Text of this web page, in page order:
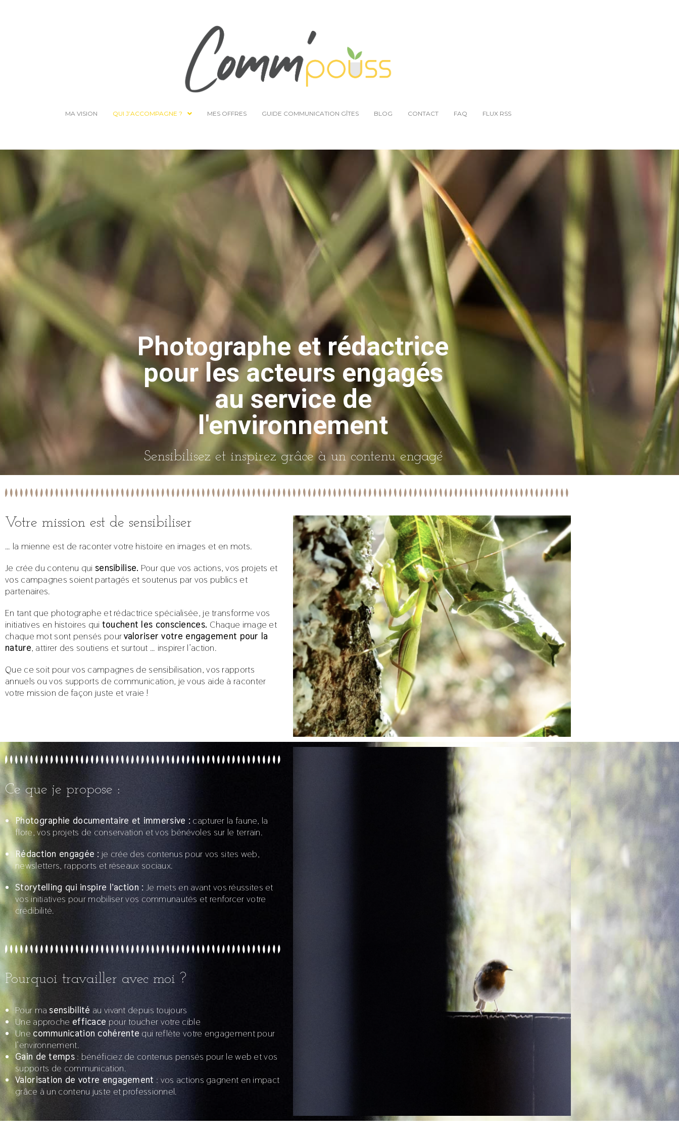
MA VISION QUI J’ACCOMPAGNE ? MES OFFRES GUIDE COMMUNICATION GÎTES BLOG CONTACT FAQ FLUX RSS
Photographe et rédactrice
pour les acteurs engagés
au service de
l'environnement
Sensibilisez et inspirez grâce à un contenu engagé
Votre mission est de sensibiliser
… la mienne est de raconter votre histoire en images et en mots.
Je crée du contenu qui sensibilise. Pour que vos actions, vos projets et
vos campagnes soient partagés et soutenus par vos publics et
partenaires.
En tant que photographe et rédactrice spécialisée, je transforme vos
initiatives en histoires qui touchent les consciences. Chaque image et
chaque mot sont pensés pourvaloriser votre engagement pour la
nature, attirer des soutiens et surtout … inspirer l’action.
Que ce soit pour vos campagnes de sensibilisation, vos rapports
annuels ou vos supports de communication, je vous aide à raconter
votre mission de façon juste et vraie !
Ce que je propose :
Photographie documentaire et immersive : capturer la faune, la
flore, vos projets de conservation et vos bénévoles sur le terrain.
Rédaction engagée : je crée des contenus pour vos sites web,
newsletters, rapports et réseaux sociaux.
Storytelling qui inspire l’action : Je mets en avant vos réussites et
vos initiatives pour mobiliser vos communautés et renforcer votre
crédibilité.
Pourquoi travailler avec moi ?
Pour ma sensibilité au vivant depuis toujours
Une approche efficace pour toucher votre cible
Une communication cohérente qui reflète votre engagement pour
l’environnement.
Gain de temps: bénéficiez de contenus pensés pour le web et vos
supports de communication.
Valorisation de votre engagement : vos actions gagnent en impact
grâce à un contenu juste et professionnel.